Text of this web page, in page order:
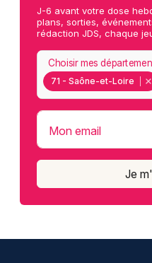
J-6 avant votre dose
plans, sorties,
rédaction JDS, chaque
71 - Saône-et-Loire
Choisir mes
Mon email
Je